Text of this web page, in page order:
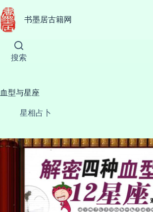
至
内
书墨居古籍网
搜索
血型与星座
星相占卜